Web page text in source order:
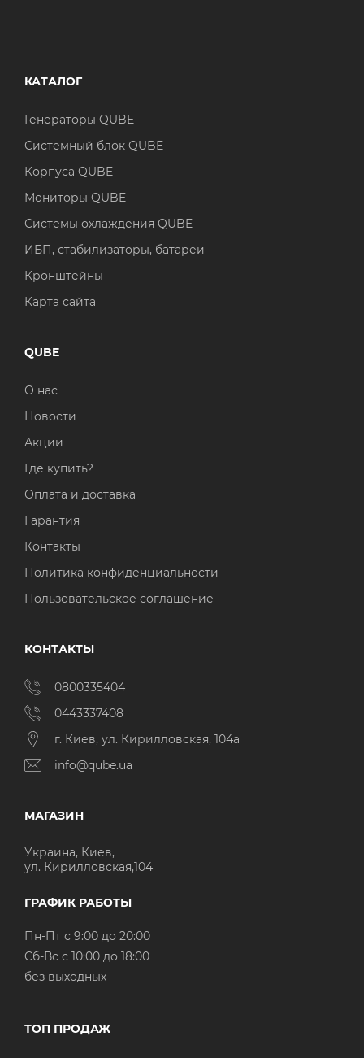
КАТАЛОГ
Генераторы QUBE
Системный блок QUBE
Корпуса QUBE
Мониторы QUBE
Системы охлаждения QUBE
ИБП, стабилизаторы, батареи
Кронштейны
Карта сайта
QUBE
О нас
Новости
Акции
Где купить?
Оплата и доставка
Гарантия
Контакты
Политика конфиденциальности
Пользовательское соглашение
КОНТАКТЫ
0800335404
0443337408
г. Киев, ул. Кирилловская, 104а
info@qube.ua
МАГАЗИН
Украина, Киев,
ул. Кирилловская,104
ГРАФИК РАБОТЫ
Пн-Пт с 9:00 до 20:00
Cб-Вс с 10:00 до 18:00
без выходных
ТОП ПРОДАЖ